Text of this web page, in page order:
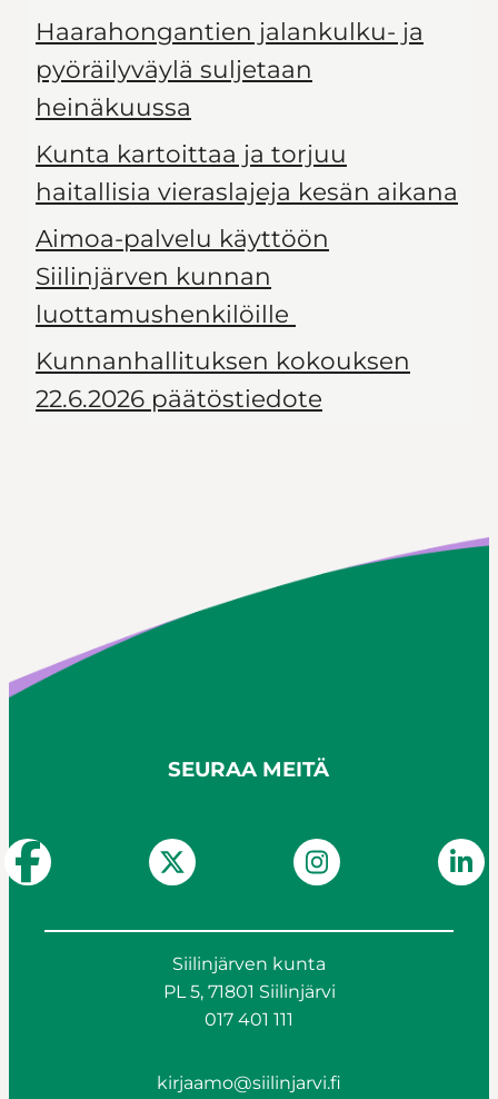
Haarahongantien jalankulku- ja
pyöräilyväylä suljetaan
heinäkuussa
Kunta kartoittaa ja torjuu
haitallisia vieraslajeja kesän aikana
Aimoa-palvelu käyttöön
Siilinjärven kunnan
luottamushenkilöille
Kunnanhallituksen kokouksen
22.6.2026 päätöstiedote
SEURAA MEITÄ
Siilinjärven kunta
PL 5, 71801 Siilinjärvi
017 401 111
kirjaamo@siilinjarvi.fi